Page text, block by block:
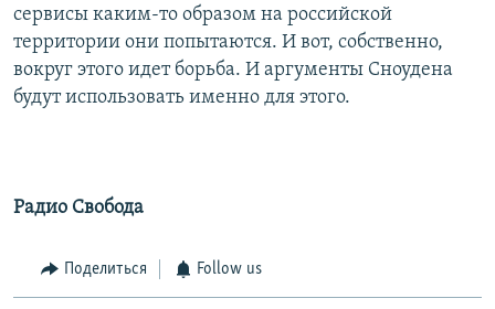
сервисы каким-то образом на российской
территории они попытаются. И вот, собственно,
вокруг этого идет борьба. И аргументы Сноудена
будут использовать именно для этого.
Радио Свобода
Поделиться Follow us